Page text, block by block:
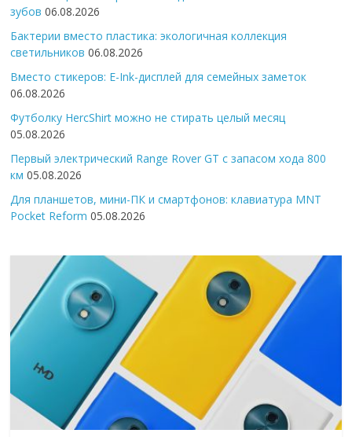
зубов 06.08.2026
Бактерии вместо пластика: экологичная коллекция
светильников 06.08.2026
Вместо стикеров: E-Ink-дисплей для семейных заметок
06.08.2026
Футболку HercShirt можно не стирать целый месяц
05.08.2026
Первый электрический Range Rover GT с запасом хода 800
км 05.08.2026
Для планшетов, мини-ПК и смартфонов: клавиатура MNT
Pocket Reform 05.08.2026